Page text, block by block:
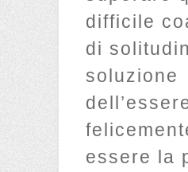
difficile
di
soluzione
essere la